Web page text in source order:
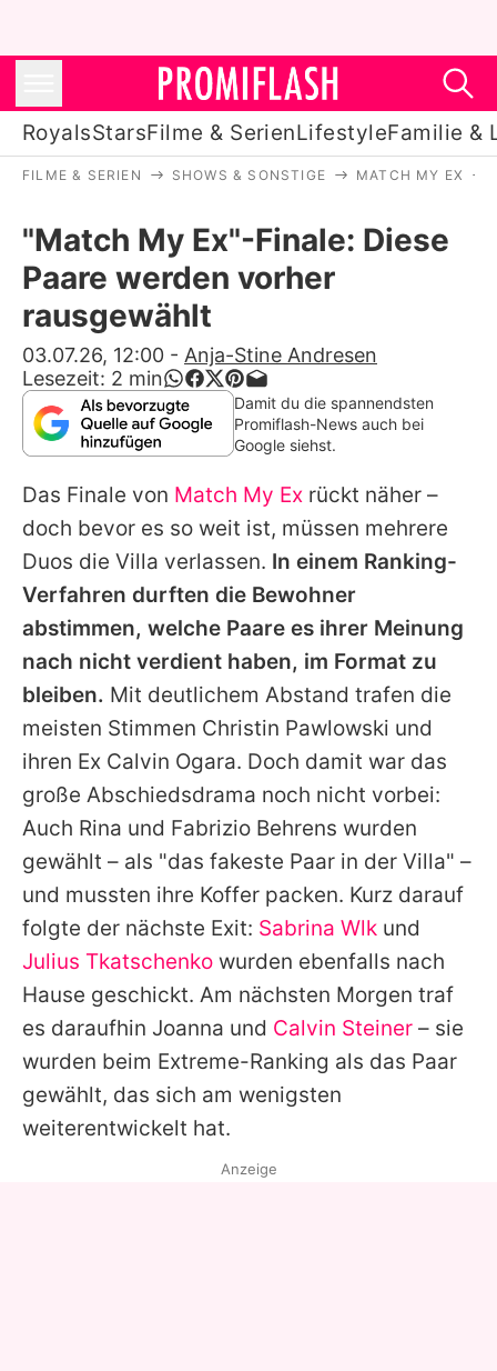
RoyalsStarsFilme & SerienLifestyleFamilie &
Stars
Filme & Serien
Lifestyle
Familie & Liebe
Promiflash Exklusiv
Alle Themen auf Promiflash
Jobs
App runterladen
Team
Redaktionelle Richtlinien
Impressum
Datenschutzerklärung
Utiq verwalten
FILME & SERIEN SHOWS & SONSTIGE MATCH MY EX
"Match My Ex"-Finale: Diese
Paare werden vorher
rausgewählt
03.07.26, 12:00 - Anja-Stine Andresen
Lesezeit: 2 min
Damit du die spannendsten
Promiflash-News auch bei
Google siehst.
Das Finale von Match My Ex rückt näher –
doch bevor es so weit ist, müssen mehrere
Duos die Villa verlassen. In einem Ranking-
Verfahren durften die Bewohner
abstimmen, welche Paare es ihrer Meinung
nach nicht verdient haben, im Format zu
bleiben. Mit deutlichem Abstand trafen die
meisten Stimmen Christin Pawlowski und
ihren Ex Calvin Ogara. Doch damit war das
große Abschiedsdrama noch nicht vorbei:
Auch Rina und Fabrizio Behrens wurden
gewählt – als "das fakeste Paar in der Villa" –
und mussten ihre Koffer packen. Kurz darauf
folgte der nächste Exit: Sabrina Wlk und
Julius Tkatschenko wurden ebenfalls nach
Hause geschickt. Am nächsten Morgen traf
es daraufhin Joanna und Calvin Steiner – sie
wurden beim Extreme-Ranking als das Paar
gewählt, das sich am wenigsten
weiterentwickelt hat.
Anzeige